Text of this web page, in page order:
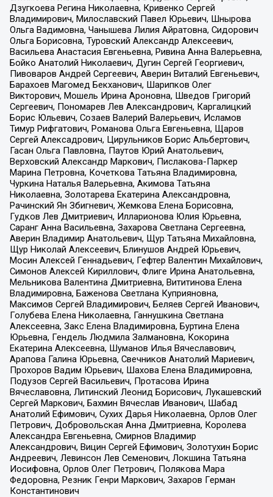
Дзугкоева Регина Николаевна, Кривенко Сергей
Владимирович, Милославский Павел Юрьевич, Шнырова
Ольга Вадимовна, Чанышева Лилия Айратовна, Сидорович
Ольга Борисовна, Туровский Александр Алексеевич,
Васильева Анастасия Евгеньевна, Ривина Анна Валерьевна,
Бойко Анатолий Николаевич, Дугин Сергей Георгиевич,
Пивоваров Андрей Сергеевич, Аверин Виталий Евгеньевич,
Барахоев Магомед Бекханович, Шарипков Олег
Викторович, Мошель Ирина Ароновна, Шведов Григорий
Сергеевич, Пономарев Лев Александрович, Каргалицкий
Борис Юльевич, Созаев Валерий Валерьевич, Исламов
Тимур Рифгатович, Романова Ольга Евгеньевна, Щаров
Сергей Алексадрович, Цирульников Борис Альбертович,
Гасан Ольга Павловна, Паутов Юрий Анатольевич,
Верховский Александр Маркович, Пислакова-Паркер
Марина Петровна, Кочеткова Татьяна Владимировна,
Чуркина Наталья Валерьевна, Акимова Татьяна
Николаевна, Золотарева Екатерина Александровна,
Рачинский Ян Збигневич, Жемкова Елена Борисовна,
Гудков Лев Дмитриевич, Илларионова Юлия Юрьевна,
Саранг Анна Васильевна, Захарова Светлана Сергеевна,
Аверин Владимир Анатольевич, Щур Татьяна Михайловна,
Щур Николай Алексеевич, Блинушов Андрей Юрьевич,
Мосин Алексей Геннадьевич, Гефтер Валентин Михайлович,
Симонов Алексей Кириллович, Флиге Ирина Анатольевна,
Мельникова Валентина Дмитриевна, Вититинова Елена
Владимировна, Баженова Светлана Куприяновна,
Максимов Сергей Владимирович, Беляев Сергей Иванович,
Голубева Елена Николаевна, Ганнушкина Светлана
Алексеевна, Закс Елена Владимировна, Буртина Елена
Юрьевна, Гендель Людмила Залмановна, Кокорина
Екатерина Алексеевна, Шуманов Илья Вячеславович,
Арапова Галина Юрьевна, Свечников Анатолий Мариевич,
Прохоров Вадим Юрьевич, Шахова Елена Владимировна,
Подузов Сергей Васильевич, Протасова Ирина
Вячеславовна, Литинский Леонид Борисович, Лукашевский
Сергей Маркович, Бахмин Вячеслав Иванович, Шабад
Анатолий Ефимович, Сухих Дарья Николаевна, Орлов Олег
Петрович, Добровольская Анна Дмитриевна, Королева
Александра Евгеньевна, Смирнов Владимир
Александрович, Вицин Сергей Ефимович, Золотухин Борис
Андреевич, Левинсон Лев Семенович, Локшина Татьяна
Иосифовна, Орлов Олег Петрович, Полякова Мара
Федоровна, Резник Генри Маркович, Захаров Герман
Константинович